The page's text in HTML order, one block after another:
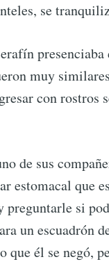
se
presenciaba
muy
con rostros
de sus
estomacal que
preguntarle si
un escuadrón
él se negó,